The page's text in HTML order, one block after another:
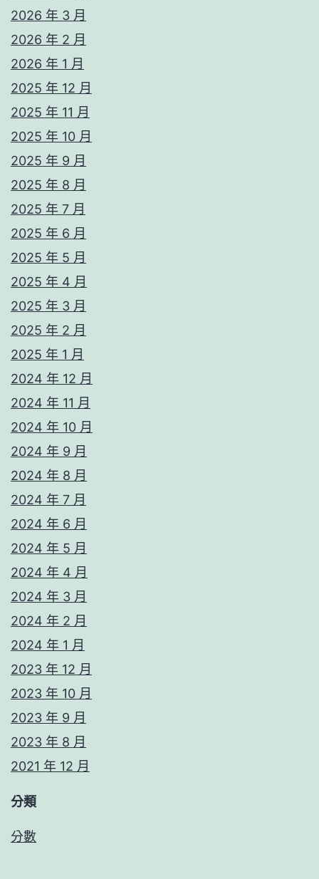
2026 年 3 月
2026 年 2 月
2026 年 1 月
2025 年 12 月
2025 年 11 月
2025 年 10 月
2025 年 9 月
2025 年 8 月
2025 年 7 月
2025 年 6 月
2025 年 5 月
2025 年 4 月
2025 年 3 月
2025 年 2 月
2025 年 1 月
2024 年 12 月
2024 年 11 月
2024 年 10 月
2024 年 9 月
2024 年 8 月
2024 年 7 月
2024 年 6 月
2024 年 5 月
2024 年 4 月
2024 年 3 月
2024 年 2 月
2024 年 1 月
2023 年 12 月
2023 年 10 月
2023 年 9 月
2023 年 8 月
2021 年 12 月
分類
分數